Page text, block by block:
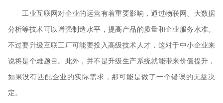
工业互联网对企业的运营有着重要影响，通过物联网、大数据
分析等技术可以增强制造水平，提高产品的质量和企业服务水准。
不过要升级互联工厂可能要投入高级技术人才，这对于中小企业来
说将是个难题目。此外，并不是升级生产系统就能带来价值提升，
如果没有匹配企业的实际需求，那可能是做了一个错误的无益决
定。